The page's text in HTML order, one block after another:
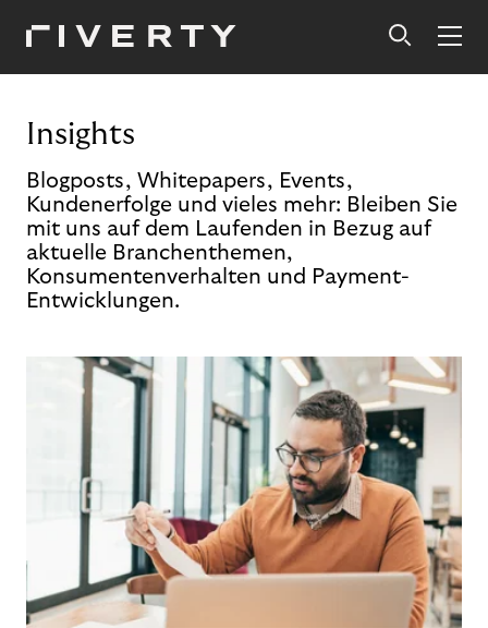
Insights
Blogposts, Whitepapers, Events,
Kundenerfolge und vieles mehr: Bleiben Sie
mit uns auf dem Laufenden in Bezug auf
aktuelle Branchenthemen,
Konsumentenverhalten und Payment-
Entwicklungen.